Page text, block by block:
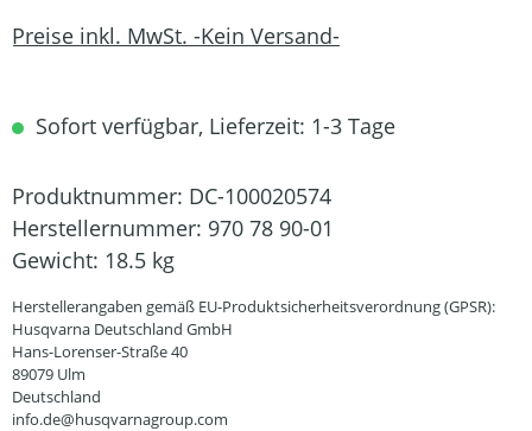
Preise inkl. MwSt. -Kein Versand-
Sofort verfügbar, Lieferzeit: 1-3 Tage
Produktnummer: DC-100020574
Herstellernummer: 970 78 90-01
Gewicht: 18.5 kg
Herstellerangaben gemäß EU-Produktsicherheitsverordnung (GPSR):
Husqvarna Deutschland GmbH
Hans-Lorenser-Straße 40
89079 Ulm
Deutschland
info.de@husqvarnagroup.com